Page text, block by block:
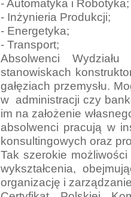
- Automatyka i Robotyka;
- Inżynieria Produkcji;
- Energetyka;
- Transport;
Absolwenci
stanowiskach
gałęziach przemysłu.
w  administracji czy
im na założenie
absolwenci pracują w
konsultingowych oraz
Tak szerokie
wykształcenia,
organizację i